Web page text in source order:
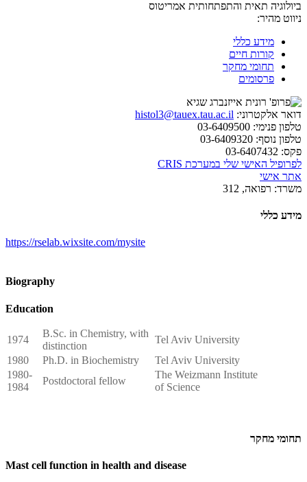
ביולוגיה תאית והתפתחותית אמריטוס
ניווט מהיר:
מידע כללי
קורות חיים
תחומי מחקר
פרסומים
דואר אלקטרוני: histol3@tauex.tau.ac.il
טלפון פנימי:
טלפון נוסף:
פקס:
לפרופיל האישי שלי במערכת CRIS
אתר אישי
משרד: רפואה, 312
מידע כללי
https://rselab.wixsite.com/mysite
Biography
Education
1974
B.Sc. in Chemistry, with
distinction
Tel Aviv University
1980
Ph.D. in Biochemistry
Tel Aviv University
1980-
1984
Postdoctoral fellow
The Weizmann Institute
of Science
תחומי מחקר
Mast cell function in health and disease